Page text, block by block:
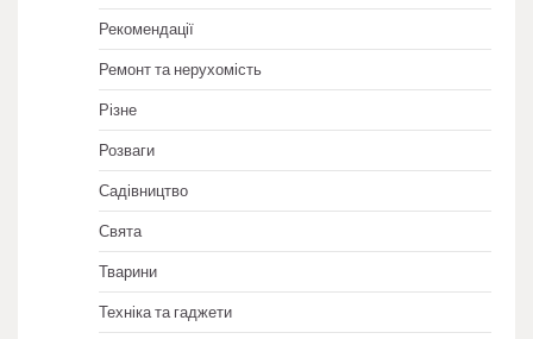
Рекомендації
Ремонт та нерухомість
Різне
Розваги
Садівництво
Свята
Тварини
Техніка та гаджети